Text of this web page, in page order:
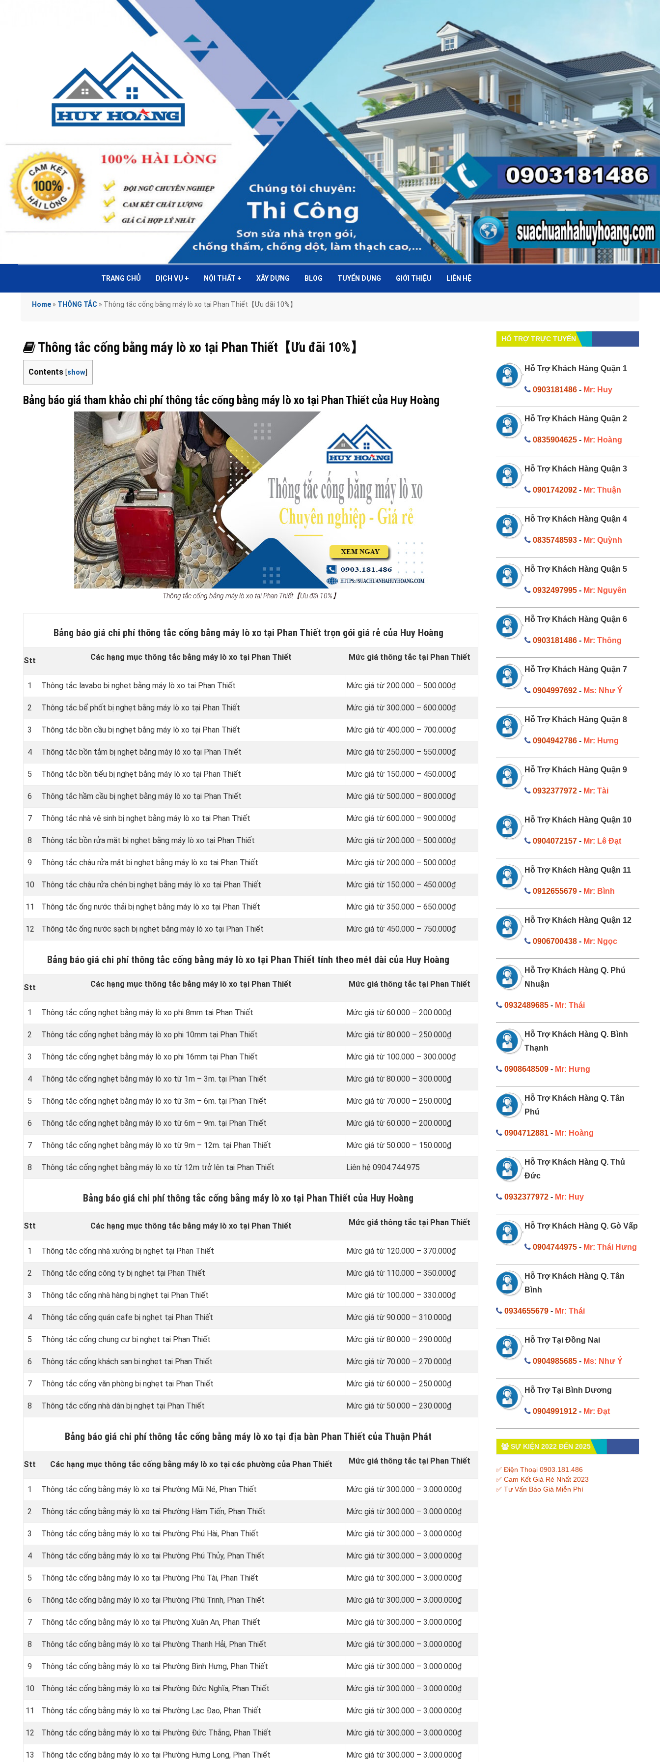
TRANG CHỦ DỊCH VỤ + NỘI THẤT + XÂY DỰNG BLOG TUYỂN DỤNG GIỚI THIỆU LIÊN HỆ
Home » THÔNG TẮC » Thông tắc cống bằng máy lò xo tại Phan Thiết【Ưu đãi 10%】
Thông tắc cống bằng máy lò xo tại Phan Thiết【Ưu đãi 10%】
Contents [show]
Bảng báo giá tham khảo chi phí thông tắc cống bằng máy lò xo tại Phan Thiết của Huy Hoàng
Thông tắc cống bằng máy lò xo tại Phan Thiết【Ưu đãi 10%】
Bảng báo giá chi phí thông tắc cống bằng máy lò xo tại Phan Thiết trọn gói giá rẻ của Huy Hoàng
Stt Các hạng mục thông tắc bằng máy lò xo tại Phan Thiết Mức giá thông tắc tại Phan Thiết
1 Thông tắc lavabo bị nghẹt bằng máy lò xo tại Phan Thiết Mức giá từ 200.000 – 500.000₫
2 Thông tắc bể phốt bị nghẹt bằng máy lò xo tại Phan Thiết Mức giá từ 300.000 – 600.000₫
3 Thông tắc bồn cầu bị nghẹt bằng máy lò xo tại Phan Thiết Mức giá từ 400.000 – 700.000₫
4 Thông tắc bồn tắm bị nghẹt bằng máy lò xo tại Phan Thiết Mức giá từ 250.000 – 550.000₫
5 Thông tắc bồn tiểu bị nghẹt bằng máy lò xo tại Phan Thiết Mức giá từ 150.000 – 450.000₫
6 Thông tắc hầm cầu bị nghẹt bằng máy lò xo tại Phan Thiết Mức giá từ 500.000 – 800.000₫
7 Thông tắc nhà vệ sinh bị nghẹt bằng máy lò xo tại Phan Thiết Mức giá từ 600.000 – 900.000₫
8 Thông tắc bồn rửa mặt bị nghẹt bằng máy lò xo tại Phan Thiết Mức giá từ 200.000 – 500.000₫
9 Thông tắc chậu rửa mặt bị nghẹt bằng máy lò xo tại Phan Thiết Mức giá từ 200.000 – 500.000₫
10 Thông tắc chậu rửa chén bị nghẹt bằng máy lò xo tại Phan Thiết Mức giá từ 150.000 – 450.000₫
11 Thông tắc ống nước thải bị nghẹt bằng máy lò xo tại Phan Thiết Mức giá từ 350.000 – 650.000₫
12 Thông tắc ống nước sạch bị nghẹt bằng máy lò xo tại Phan Thiết Mức giá từ 450.000 – 750.000₫
Bảng báo giá chi phí thông tắc cống bằng máy lò xo tại Phan Thiết tính theo mét dài của Huy Hoàng
Stt Các hạng mục thông tắc bằng máy lò xo tại Phan Thiết Mức giá thông tắc tại Phan Thiết
1 Thông tắc cống nghẹt bằng máy lò xo phi 8mm tại Phan Thiết Mức giá từ 60.000 – 200.000₫
2 Thông tắc cống nghẹt bằng máy lò xo phi 10mm tại Phan Thiết Mức giá từ 80.000 – 250.000₫
3 Thông tắc cống nghẹt bằng máy lò xo phi 16mm tại Phan Thiết Mức giá từ 100.000 – 300.000₫
4 Thông tắc cống nghẹt bằng máy lò xo từ 1m – 3m. tại Phan Thiết Mức giá từ 80.000 – 300.000₫
5 Thông tắc cống nghẹt bằng máy lò xo từ 3m – 6m. tại Phan Thiết Mức giá từ 70.000 – 250.000₫
6 Thông tắc cống nghẹt bằng máy lò xo từ 6m – 9m. tại Phan Thiết Mức giá từ 60.000 – 200.000₫
7 Thông tắc cống nghẹt bằng máy lò xo từ 9m – 12m. tại Phan Thiết Mức giá từ 50.000 – 150.000₫
8 Thông tắc cống nghẹt bằng máy lò xo từ 12m trở lên tại Phan Thiết Liên hệ 0904.744.975
Bảng báo giá chi phí thông tắc cống bằng máy lò xo tại Phan Thiết của Huy Hoàng
Stt Các hạng mục thông tắc bằng máy lò xo tại Phan Thiết Mức giá thông tắc tại Phan Thiết
1 Thông tắc cống nhà xưởng bị nghẹt tại Phan Thiết Mức giá từ 120.000 – 370.000₫
2 Thông tắc cống công ty bị nghẹt tại Phan Thiết Mức giá từ 110.000 – 350.000₫
3 Thông tắc cống nhà hàng bị nghẹt tại Phan Thiết Mức giá từ 100.000 – 330.000₫
4 Thông tắc cống quán cafe bị nghẹt tại Phan Thiết Mức giá từ 90.000 – 310.000₫
5 Thông tắc cống chung cư bị nghẹt tại Phan Thiết Mức giá từ 80.000 – 290.000₫
6 Thông tắc cống khách sạn bị nghẹt tại Phan Thiết Mức giá từ 70.000 – 270.000₫
7 Thông tắc cống văn phòng bị nghẹt tại Phan Thiết Mức giá từ 60.000 – 250.000₫
8 Thông tắc cống nhà dân bị nghẹt tại Phan Thiết Mức giá từ 50.000 – 230.000₫
Bảng báo giá chi phí thông tắc cống bằng máy lò xo tại địa bàn Phan Thiết của Thuận Phát
Stt Các hạng mục thông tắc cống bằng máy lò xo tại các phường của Phan Thiết Mức giá thông tắc tại Phan Thiết
1 Thông tắc cống bằng máy lò xo tại Phường Mũi Né, Phan Thiết Mức giá từ 300.000 – 3.000.000₫
2 Thông tắc cống bằng máy lò xo tại Phường Hàm Tiến, Phan Thiết Mức giá từ 300.000 – 3.000.000₫
3 Thông tắc cống bằng máy lò xo tại Phường Phú Hài, Phan Thiết Mức giá từ 300.000 – 3.000.000₫
4 Thông tắc cống bằng máy lò xo tại Phường Phú Thủy, Phan Thiết Mức giá từ 300.000 – 3.000.000₫
5 Thông tắc cống bằng máy lò xo tại Phường Phú Tài, Phan Thiết Mức giá từ 300.000 – 3.000.000₫
6 Thông tắc cống bằng máy lò xo tại Phường Phú Trinh, Phan Thiết Mức giá từ 300.000 – 3.000.000₫
7 Thông tắc cống bằng máy lò xo tại Phường Xuân An, Phan Thiết Mức giá từ 300.000 – 3.000.000₫
8 Thông tắc cống bằng máy lò xo tại Phường Thanh Hải, Phan Thiết Mức giá từ 300.000 – 3.000.000₫
9 Thông tắc cống bằng máy lò xo tại Phường Bình Hưng, Phan Thiết Mức giá từ 300.000 – 3.000.000₫
10 Thông tắc cống bằng máy lò xo tại Phường Đức Nghĩa, Phan Thiết Mức giá từ 300.000 – 3.000.000₫
11 Thông tắc cống bằng máy lò xo tại Phường Lạc Đạo, Phan Thiết Mức giá từ 300.000 – 3.000.000₫
12 Thông tắc cống bằng máy lò xo tại Phường Đức Thắng, Phan Thiết Mức giá từ 300.000 – 3.000.000₫
13 Thông tắc cống bằng máy lò xo tại Phường Hưng Long, Phan Thiết Mức giá từ 300.000 – 3.000.000₫
HỔ TRỢ TRỰC TUYẾN
Hỗ Trợ Khách Hàng Quận 1
0903181486 - Mr: Huy
Hỗ Trợ Khách Hàng Quận 2
0835904625 - Mr: Hoàng
Hỗ Trợ Khách Hàng Quận 3
0901742092 - Mr: Thuận
Hỗ Trợ Khách Hàng Quận 4
0835748593 - Mr: Quỳnh
Hỗ Trợ Khách Hàng Quận 5
0932497995 - Mr: Nguyên
Hỗ Trợ Khách Hàng Quận 6
0903181486 - Mr: Thông
Hỗ Trợ Khách Hàng Quận 7
0904997692 - Ms: Như Ý
Hỗ Trợ Khách Hàng Quận 8
0904942786 - Mr: Hưng
Hỗ Trợ Khách Hàng Quận 9
0932377972 - Mr: Tài
Hỗ Trợ Khách Hàng Quận 10
0904072157 - Mr: Lê Đạt
Hỗ Trợ Khách Hàng Quận 11
0912655679 - Mr: Bình
Hỗ Trợ Khách Hàng Quận 12
0906700438 - Mr: Ngọc
Hỗ Trợ Khách Hàng Q. Phú
Nhuận
0932489685- Mr: Thái
Hỗ Trợ Khách Hàng Q. Bình
Thạnh
0908648509- Mr: Hưng
Hỗ Trợ Khách Hàng Q. Tân
Phú
0904712881- Mr: Hoàng
Hỗ Trợ Khách Hàng Q. Thủ
Đức
0932377972- Mr: Huy
Hỗ Trợ Khách Hàng Q. Gò Vấp
0904744975 - Mr: Thái Hưng
Hỗ Trợ Khách Hàng Q. Tân
Bình
0934655679- Mr: Thái
Hỗ Trợ Tại Đồng Nai
0904985685 - Ms: Như Ý
Hỗ Trợ Tại Bình Dương
0904991912 - Mr: Đạt
SỰ KIỆN 2022 ĐẾN 2025
✅ Điện Thoại 0903.181.486
✅ Cam Kết Giá Rẻ Nhất 2023
✅ Tư Vấn Báo Giá Miễn Phí